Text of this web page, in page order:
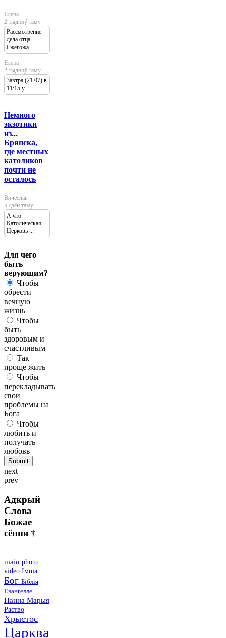
Елена
2 тыдняў таму
Рассмотрение
дела отца
Гжегожа ...
Елена
2 тыдняў таму
Завтра (21.07) в
11:15 у ...
Немного
экзотики
из...
Брянска,
где местных
католиков
почти не
осталось
Вячеслав
5 дзён таму
А что
Католическая
Церковь ...
Для чего
быть
верующим?
Чтобы
обрести
вечную
жизнь
Чтобы
быть
здоровым и
счастливым
Так
проще жить
Чтобы
перекладывать
свои
проблемы на
Бога
Чтобы
любить и
получать
любовь
next
prev
Адкрый
Слова
Божае
сёння †
main photo
video Імша
Бог Біблія
Евангелле
Панна Марыя
Раство
Хрыстос
Царква